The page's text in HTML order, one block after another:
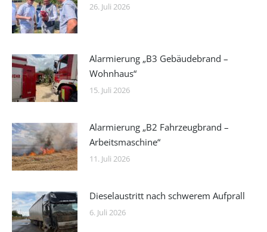
26. Juli 2026
Alarmierung „B3 Gebäudebrand –
Wohnhaus“
15. Juli 2026
Alarmierung „B2 Fahrzeugbrand –
Arbeitsmaschine“
11. Juli 2026
Dieselaustritt nach schwerem Aufprall
6. Juli 2026